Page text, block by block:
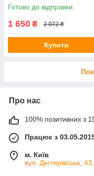
Готово до відправки
1 650 ₴ 2 072 ₴
Купити
Про нас
100% позитивних з 15
Працює з
м. Київ
вул. Дегтярівська,